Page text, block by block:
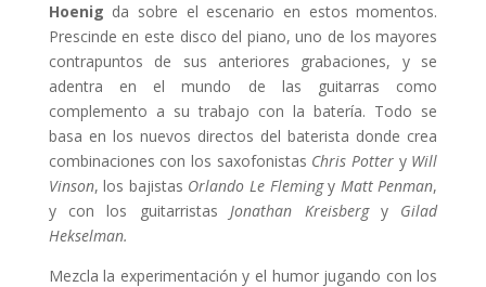
Hoenig da sobre el escenario en estos momentos.
Prescinde en este disco del piano, uno de los mayores
contrapuntos de sus anteriores grabaciones, y se
adentra en el mundo de las guitarras como
complemento a su trabajo con la batería. Todo se
basa en los nuevos directos del baterista donde crea
combinaciones con los saxofonistas Chris Pottery Will
Vinson, los bajistas Orlando Le Flemingy Matt Penman,
y con los guitarristasJonathan Kreisbergy Gilad
Hekselman.
Mezcla la experimentación y el humor jugando con los